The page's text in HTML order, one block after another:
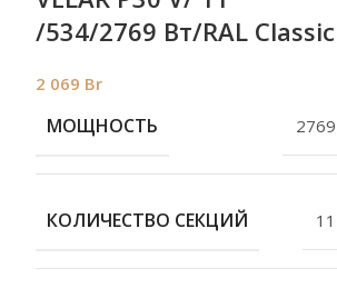
/534/2769 Вт/RAL Classic
2 069 Br
МОЩНОСТЬ 2769
КОЛИЧЕСТВО СЕКЦИЙ 11